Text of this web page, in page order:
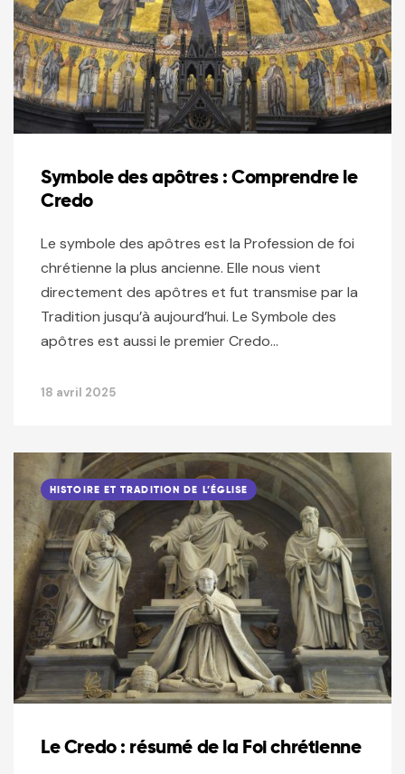
Symbole des apôtres : Comprendre le
Credo
Le symbole des apôtres est la Profession de foi
chrétienne la plus ancienne. Elle nous vient
directement des apôtres et fut transmise par la
Tradition jusqu’à aujourd’hui. Le Symbole des
apôtres est aussi le premier Credo…
18 avril 2025
HISTOIRE ET TRADITION DE L’ÉGLISE
Le Credo : résumé de la Foi chrétienne